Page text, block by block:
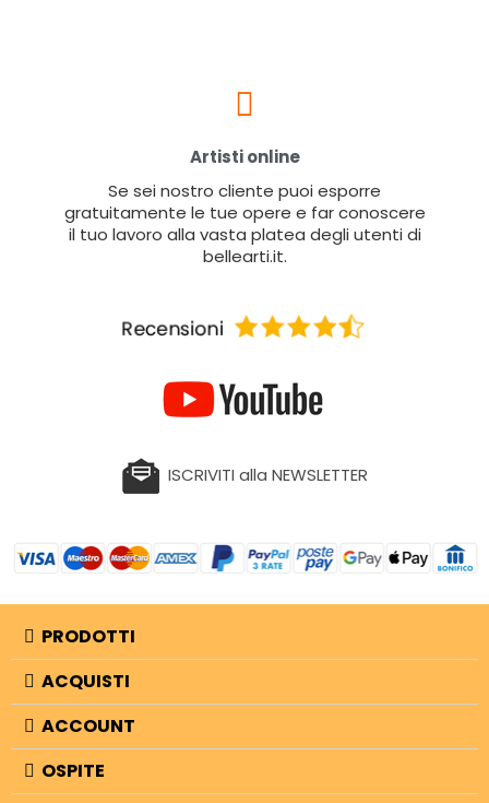
Artisti online
Se sei nostro cliente puoi esporre
gratuitamente le tue opere e far conoscere
il tuo lavoro alla vasta platea degli utenti di
bellearti.it.
ISCRIVITI alla NEWSLETTER
PRODOTTI
ACQUISTI
ACCOUNT
OSPITE